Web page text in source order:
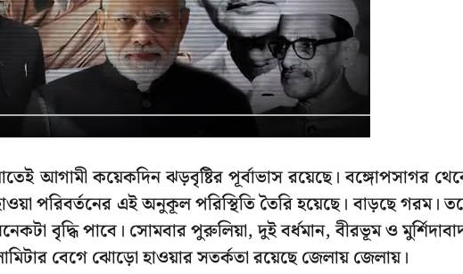
আগামী কয়েকদিন ঝড়বৃষ্টির পূর্বাভাস রয়েছে। বঙ্গোপসাগর
পরিবর্তনের এই অনুকূল পরিস্থিতি তৈরি হয়েছে। বাড়ছে গরম।
বৃদ্ধি পাবে। সোমবার পুরুলিয়া, দুই বর্ধমান, বীরভূম ও
বেগে ঝোড়ো হাওয়ার সতর্কতা রয়েছে জেলায় জেলায়।